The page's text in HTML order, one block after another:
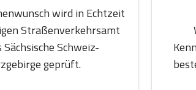
wird in Echtzeit
Straßenverkehrsamt
Schweiz-
geprüft.